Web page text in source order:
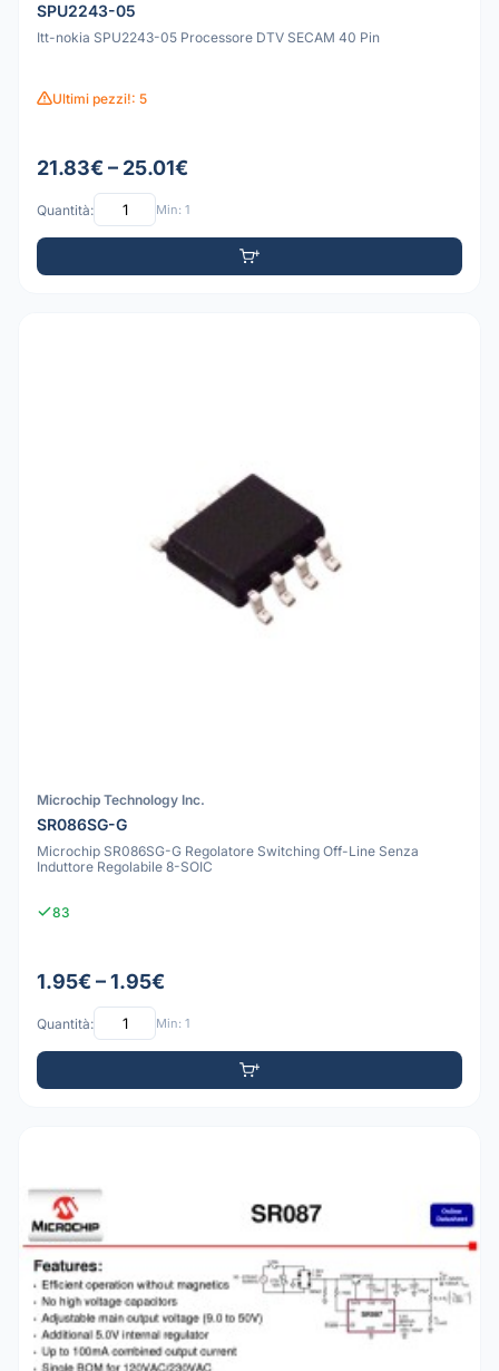
SPU2243-05
Itt-nokia SPU2243-05 Processore DTV SECAM 40 Pin
Ultimi pezzi!: 5
21.83€ – 25.01€
Quantità: Min: 1
Microchip Technology Inc.
SR086SG-G
Microchip SR086SG-G Regolatore Switching Off-Line Senza
Induttore Regolabile 8-SOIC
83
1.95€ – 1.95€
Quantità: Min: 1